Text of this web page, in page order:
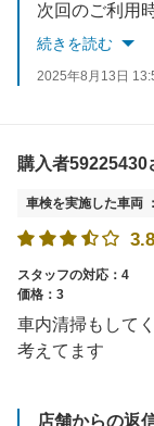
次回のご利用時も満足して頂けるよう、
この度は、車
続きを読む
2025年8月13日
購入者59225430
車検を実施した車両
3.8
スタッフの対応：4
価格：3
車内清掃もして
考えてます
店舗からの返